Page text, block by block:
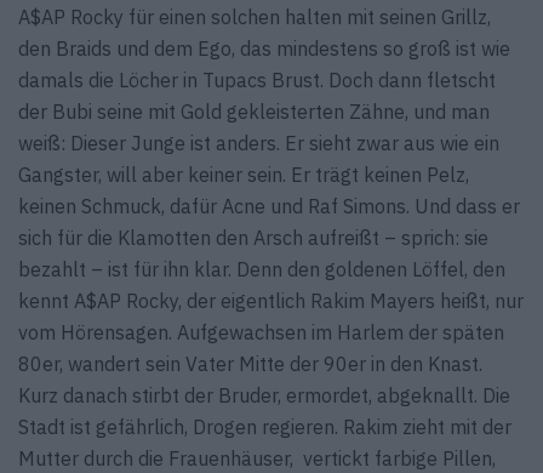
A$AP Rocky für einen solchen halten mit seinen Grillz,
den Braids und dem Ego, das mindestens so groß ist wie
damals die Löcher in Tupacs Brust. Doch dann fletscht
der Bubi seine mit Gold gekleisterten Zähne, und man
weiß: Dieser Junge ist anders. Er sieht zwar aus wie ein
Gangster, will aber keiner sein. Er trägt keinen Pelz,
keinen Schmuck, dafür Acne und Raf Simons. Und dass er
sich für die Klamotten den Arsch aufreißt – sprich: sie
bezahlt – ist für ihn klar. Denn den goldenen Löffel, den
kennt A$AP Rocky, der eigentlich Rakim Mayers heißt, nur
vom Hörensagen. Aufgewachsen im Harlem der späten
80er, wandert sein Vater Mitte der 90er in den Knast.
Kurz danach stirbt der Bruder, ermordet, abgeknallt. Die
Stadt ist gefährlich, Drogen regieren. Rakim zieht mit der
Mutter durch die Frauenhäuser, vertickt farbige Pillen,